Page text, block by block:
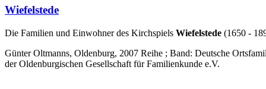
Wiefelstede
Die Familien und Einwohner des Kirchspiels Wiefelstede (1650 -
Günter Oltmanns, Oldenburg, 2007 Reihe ; Band: Deutsche
der Oldenburgischen Gesellschaft für Familienkunde e.V.